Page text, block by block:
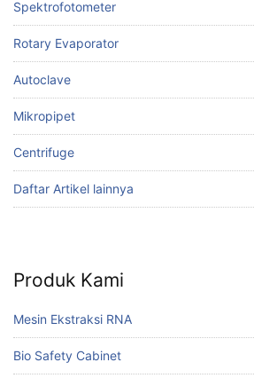
Spektrofotometer
Rotary Evaporator
Autoclave
Mikropipet
Centrifuge
Daftar Artikel lainnya
Produk Kami
Mesin Ekstraksi RNA
Bio Safety Cabinet